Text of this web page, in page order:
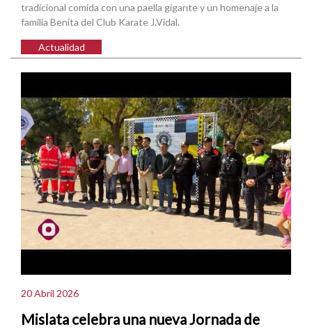
tradicional comida con una paella gigante y un homenaje a la
familia Benita del Club Karate J.Vidal.
Actualidad
20 Abril 2026
Mislata celebra una nueva Jornada de